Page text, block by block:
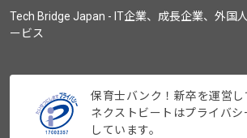
Tech Bridge Japan - IT企業、成長企業、外国
ービス
保育士バンク！新卒を運営
ネクストビートはプライバ
しています。